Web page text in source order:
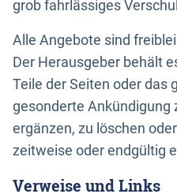
grob fahrlässiges
Alle Angebote sind
Der Herausgeber behält
Teile der Seiten oder das
gesonderte Ankündigung
ergänzen, zu löschen
zeitweise oder endgültig
Verweise und Links